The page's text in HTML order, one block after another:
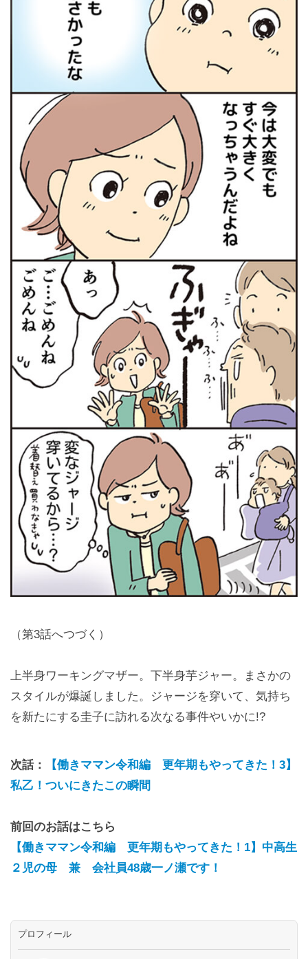
（第3話へつづく）
上半身ワーキングマザー。下半身芋ジャー。まさかの
スタイルが爆誕しました。ジャージを穿いて、気持ち
を新たにする圭子に訪れる次なる事件やいかに!?
次話：
【働きママン令和編 更年期もやってきた！3】
私乙！ついにきたこの瞬間
前回のお話はこちら
【働きママン令和編 更年期もやってきた！1】中高生
２児の母 兼 会社員48歳一ノ瀬です！
プロフィール